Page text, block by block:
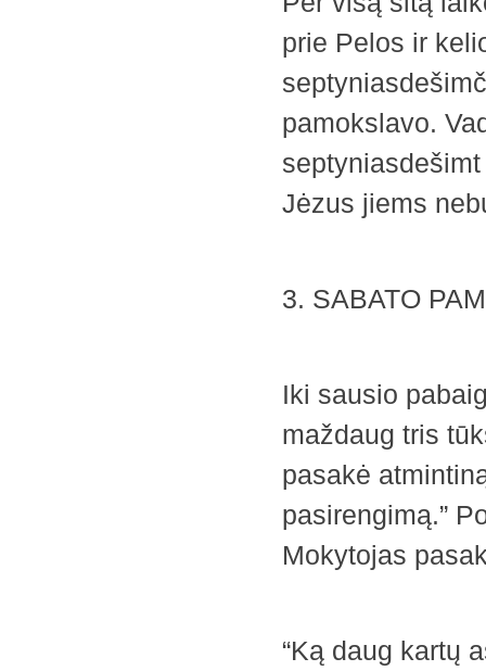
prie Pelos ir
pamokslavo.
Jėzus jiems
3. SABATO
Iki sausio
maždaug tris
pasakė
pasirengimą.”
Mokytojas
“Ką daug kartų